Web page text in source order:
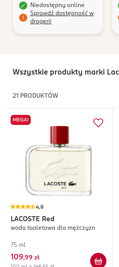
Niedostępny online
Sprawdź dostępność w
drogerii
Wszystkie produkty marki
21 PRODUKTÓW
MEGA!
4,8
LACOSTE Red
woda toaletowa dla mężczyzn
75 ml
109,99 zł